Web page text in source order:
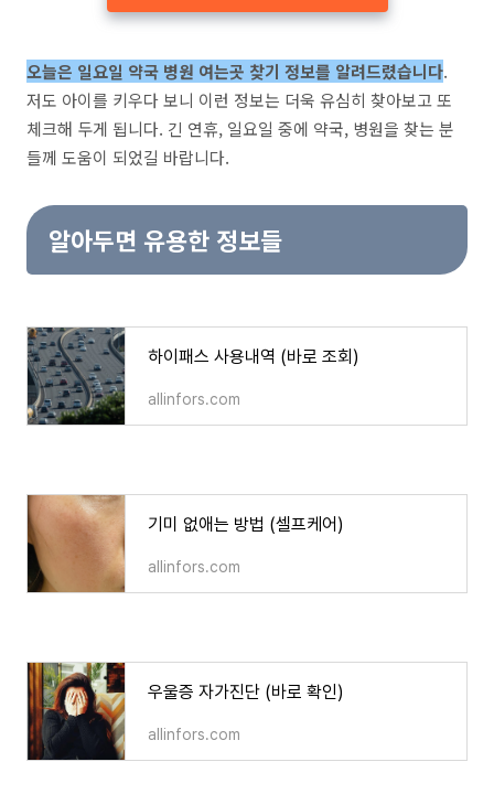
오늘은 일요일 약국 병원 여는곳 찾기 정보를 알려드렸습니다.
저도 아이를 키우다 보니 이런 정보는 더욱 유심히 찾아보고 또
체크해 두게 됩니다. 긴 연휴, 일요일 중에 약국, 병원을 찾는 분
들께 도움이 되었길 바랍니다.
알아두면 유용한 정보들
하이패스 사용내역 (바로 조회)
allinfors.com
기미 없애는 방법 (셀프케어)
allinfors.com
우울증 자가진단 (바로 확인)
allinfors.com